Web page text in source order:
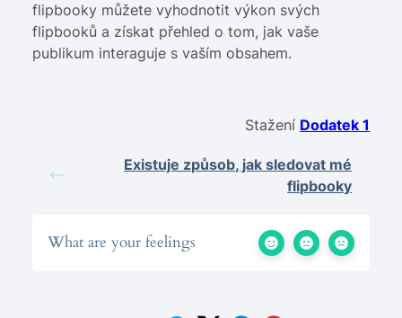
flipbooky můžete vyhodnotit výkon svých
flipbooků a získat přehled o tom, jak vaše
publikum interaguje s vaším obsahem.
Stažení Dodatek 1
Existuje způsob, jak sledovat mé
flipbooky
What are your feelings